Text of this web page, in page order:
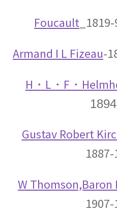
J・F・ジョリ
J・J・
才物理
Foucault
Armand I L Fizeau-
H・L・F・
Gustav Robert
W Thomson,Baron